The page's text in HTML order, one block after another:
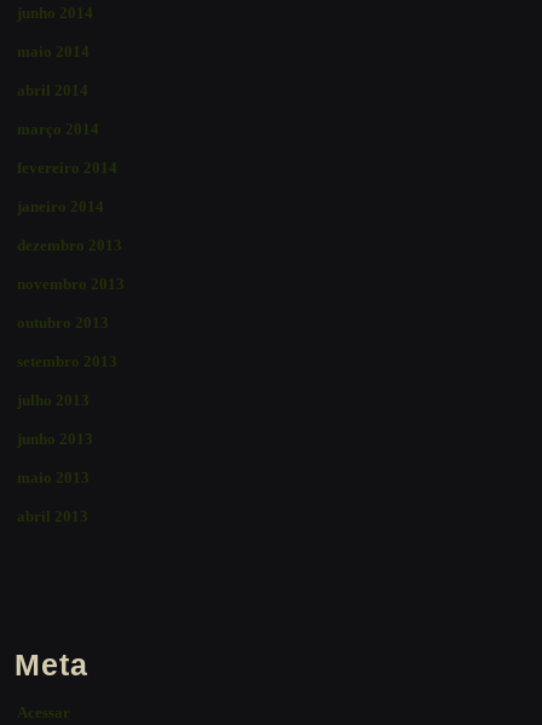
junho 2014
maio 2014
abril 2014
março 2014
fevereiro 2014
janeiro 2014
dezembro 2013
novembro 2013
outubro 2013
setembro 2013
julho 2013
junho 2013
maio 2013
abril 2013
Meta
Acessar